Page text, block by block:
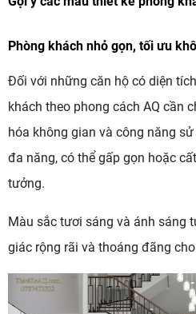
Phòng khách nhỏ gọn, tối ưu
Đối với những căn hộ có diện
khách theo phong cách AQ cần
hóa không gian và công năng
đa năng, có thể gấp gọn hoặc
tưởng.
Màu sắc tươi sáng và ánh sáng
giác rộng rãi và thoáng đãng